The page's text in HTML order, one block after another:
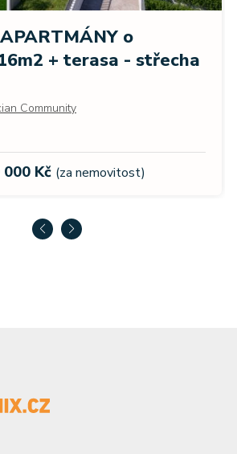
APARTMÁNY o
416m2 + terasa -
Valencian Community
14 450 000 Kč (za nemovitost)